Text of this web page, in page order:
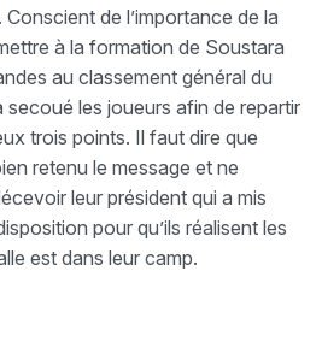
Conscient de l’importance de la
à la formation de Soustara
au classement général du
les joueurs afin de repartir
trois points. Il faut dire que
retenu le message et ne
leur président qui a mis
pour qu’ils réalisent les
est dans leur camp.